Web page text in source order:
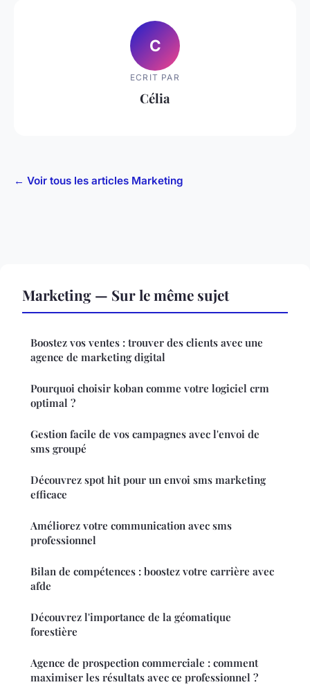
C
ECRIT PAR
Célia
← Voir tous les articles Marketing
Marketing — Sur le même sujet
Boostez vos ventes : trouver des clients avec une
agence de marketing digital
Pourquoi choisir koban comme votre logiciel crm
optimal ?
Gestion facile de vos campagnes avec l'envoi de
sms groupé
Découvrez spot hit pour un envoi sms marketing
efficace
Améliorez votre communication avec sms
professionnel
Bilan de compétences : boostez votre carrière avec
afde
Découvrez l'importance de la géomatique
forestière
Agence de prospection commerciale : comment
maximiser les résultats avec ce professionnel ?